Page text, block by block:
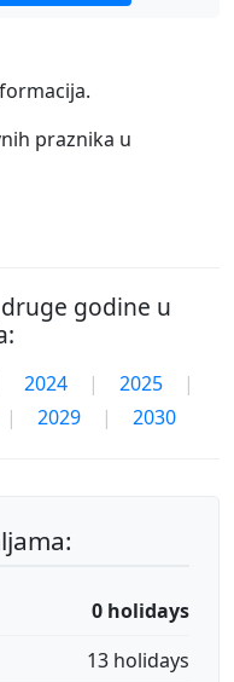
praznika u
godine u
2024 | 2025
|
| 2029 | 2030
0 holidays
13 holidays